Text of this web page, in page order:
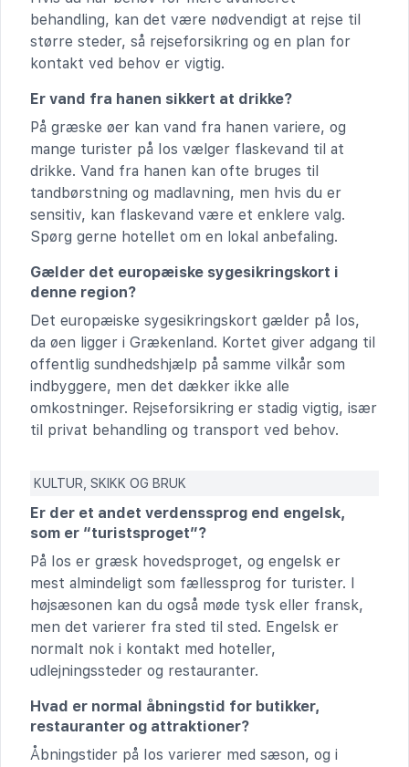
behandling, kan det være nødvendigt at rejse til
større steder, så rejseforsikring og en plan for
kontakt ved behov er vigtig.
Er vand fra hanen sikkert at drikke?
På græske øer kan vand fra hanen variere, og
mange turister på Ios vælger flaskevand til at
drikke. Vand fra hanen kan ofte bruges til
tandbørstning og madlavning, men hvis du er
sensitiv, kan flaskevand være et enklere valg.
Spørg gerne hotellet om en lokal anbefaling.
Gælder det europæiske sygesikringskort i
denne region?
Det europæiske sygesikringskort gælder på Ios,
da øen ligger i Grækenland. Kortet giver adgang til
offentlig sundhedshjælp på samme vilkår som
indbyggere, men det dækker ikke alle
omkostninger. Rejseforsikring er stadig vigtig, især
til privat behandling og transport ved behov.
KULTUR, SKIKK OG BRUK
Er der et andet verdenssprog end engelsk,
som er “turistsproget”?
På Ios er græsk hovedsproget, og engelsk er
mest almindeligt som fællessprog for turister. I
højsæsonen kan du også møde tysk eller fransk,
men det varierer fra sted til sted. Engelsk er
normalt nok i kontakt med hoteller,
udlejningssteder og restauranter.
Hvad er normal åbningstid for butikker,
restauranter og attraktioner?
Åbningstider på Ios varierer med sæson, og i